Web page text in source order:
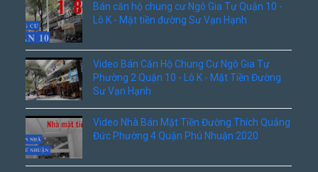
Bán căn hộ chung cư Ngô Gia Tự Quận 10 -
Lô K - Mặt tiền đường Sư Vạn Hạnh
Video Bán Căn Hộ Chung Cư Ngô Gia Tự
Phường 2 Quận 10 - Lô K - Mặt Tiền Đường
Sư Vạn Hạnh
Video Nhà Bán Mặt Tiền Đường Thích Quảng
Đức Phường 4 Quận Phú Nhuận 2020